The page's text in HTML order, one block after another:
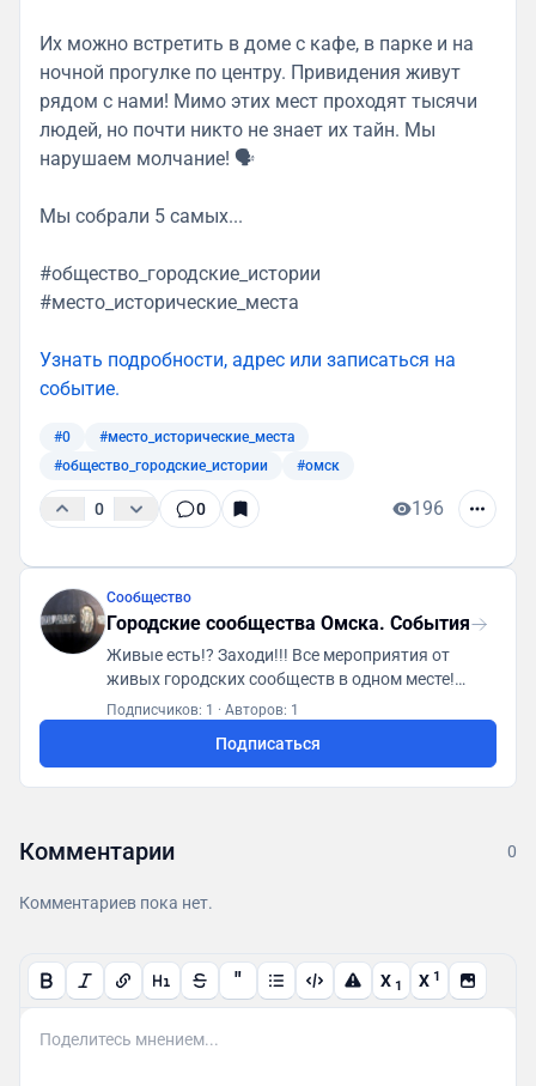
Их можно встретить в доме с кафе, в парке и на
ночной прогулке по центру. Привидения живут
рядом с нами! Мимо этих мест проходят тысячи
людей, но почти никто не знает их тайн. Мы
нарушаем молчание! 🗣️
Мы собрали 5 самых...
#общество_городские_истории
#место_исторические_места
Узнать подробности, адрес или записаться на
событие.
#0
#место_исторические_места
#общество_городские_истории
#омск
0 0 196
Сообщество
Городские сообщества Омска. События
Живые есть!? Заходи!!! Все мероприятия от
живых городских сообществ в одном месте!
Первая городская платформа "ГСА. Генератор
https://t.me/gsaomsk_bot
Подписчиков: 1 · Авторов: 1
Подписаться
Комментарии 0
Комментариев пока нет.
" X 1 X 1